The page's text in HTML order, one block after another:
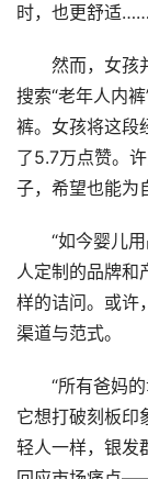
时，也更舒适……
然而，女孩并
搜索“老年人内
裤。女孩将这段
了5.7万点赞。
子，希望也能为
“如今婴儿用
人定制的品牌
样的诘问。或许
渠道与范式。
“所有爸妈的
它想打破刻板印
轻人一样，银发